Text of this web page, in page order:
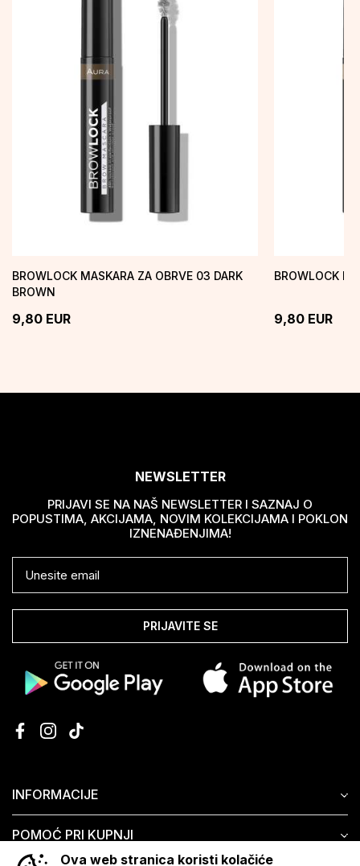
BROWLOCK MASKARA ZA OBRVE 03 DARK
BROWN
9,80 EUR
BROWLOCK
9,80 EUR
INFORMACIJE
POMOĆ PRI KUPNJI
NEWSLETTER
PRIJAVI SE NA NAŠ NEWSLETTER I SAZNAJ O
POPUSTIMA, AKCIJAMA, NOVIM KOLEKCIJAMA I POKLON
IZNENAĐENJIMA!
PRIJAVITE SE
Ova web stranica koristi kolačiće